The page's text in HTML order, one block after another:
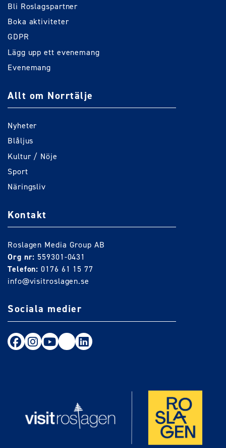
Bli Roslagspartner
Boka aktiviteter
GDPR
Lägg upp ett evenemang
Evenemang
Allt om Norrtälje
Nyheter
Blåljus
Kultur / Nöje
Sport
Näringsliv
Kontakt
Roslagen Media Group AB
Org nr: 559301-0431
Telefon: 0176 61 15 77
info@visitroslagen.se
Sociala medier
Följ oss på Facebook
Följ oss på Instagram
Följ oss på Youtube
TikTokLinkedIn